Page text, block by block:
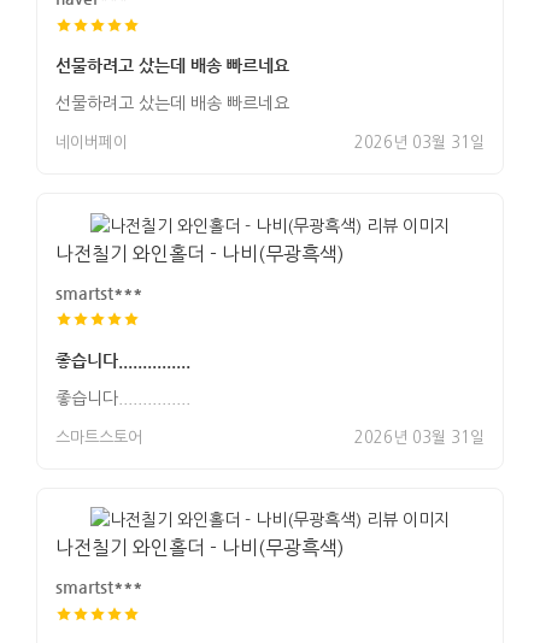
선물하려고 샀는데 배송 빠르네요
선물하려고 샀는데 배송 빠르네요
네이버페이 2026년 03월 31일
나전칠기 와인홀더 - 나비(무광흑색)
smartst***
좋습니다...............
좋습니다...............
스마트스토어 2026년 03월 31일
나전칠기 와인홀더 - 나비(무광흑색)
smartst***